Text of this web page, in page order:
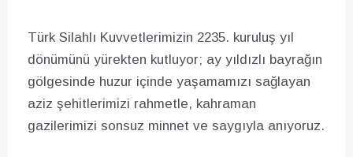
Türk Silahlı Kuvvetlerimizin 2235. kuruluş yıl
dönümünü yürekten kutluyor; ay yıldızlı bayrağın
gölgesinde huzur içinde yaşamamızı sağlayan
aziz şehitlerimizi rahmetle, kahraman
gazilerimizi sonsuz minnet ve saygıyla anıyoruz.